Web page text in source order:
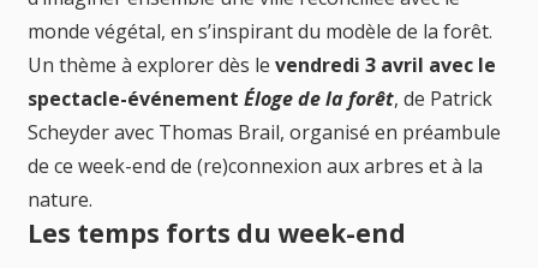
monde végétal, en s’inspirant du modèle de la forêt.
Un thème à explorer dès le vendredi 3 avril avec le
spectacle-événement Éloge de la forêt, de Patrick
Scheyder avec Thomas Brail, organisé en préambule
de ce week-end de (re)connexion aux arbres et à la
nature.
Les temps forts du week-end